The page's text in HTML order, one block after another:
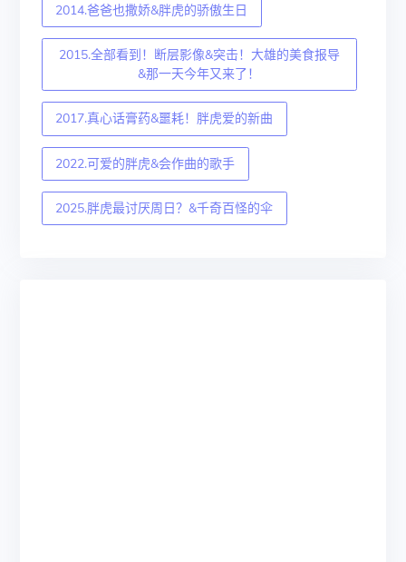
2014.爸爸也撒娇&胖虎的骄傲生日
2015.全部看到！断层影像&突击！大雄的美食报导
&那一天今年又来了！
2017.真心话膏药&噩耗！胖虎爱的新曲
2022.可爱的胖虎&会作曲的歌手
2025.胖虎最讨厌周日？&千奇百怪的伞